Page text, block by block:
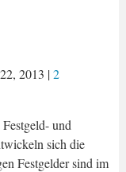
2013 |2
und
sich die
Festgelder sind im